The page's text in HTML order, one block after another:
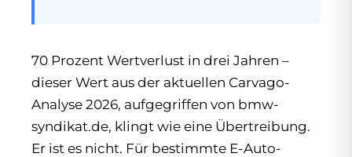
70 Prozent Wertverlust in drei Jahren –
dieser Wert aus der aktuellen Carvago-
Analyse 2026, aufgegriffen von bmw-
syndikat.de, klingt wie eine Übertreibung.
Er ist es nicht. Für bestimmte E-Auto-